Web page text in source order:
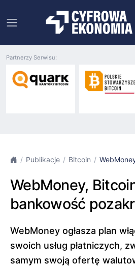
Partnerzy Serwisu:
Publikacje Bitcoin
WebMoney,
bankowość
WebMoney ogłasza plan
swoich usług płatniczych,
samym swoją ofertę